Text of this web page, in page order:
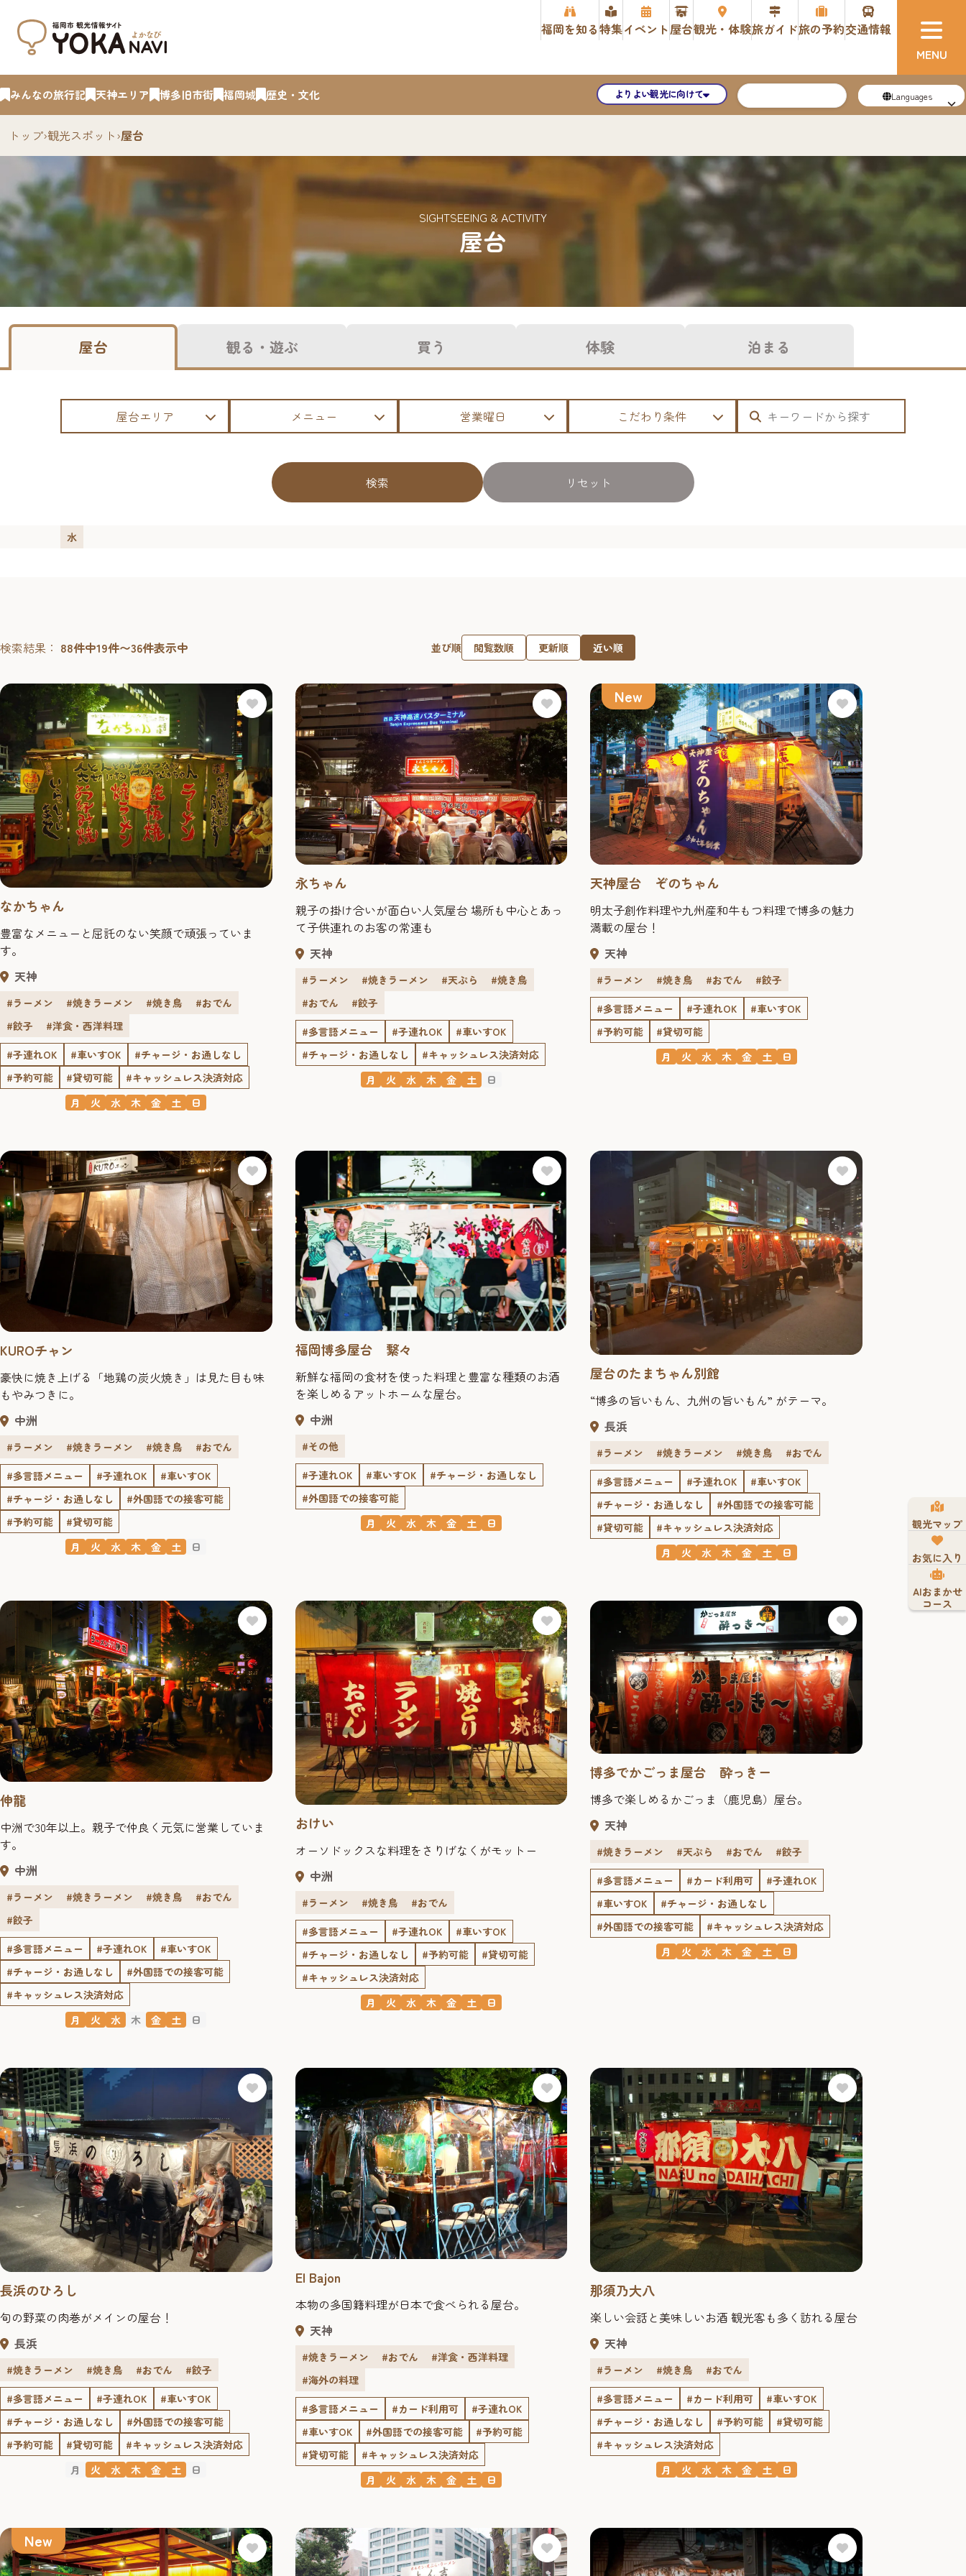
福岡を知る特集イベント屋台観光・体験旅ガイド旅の予約交通情報
みんなの旅行記 天神エリア 博多旧市街 福岡城 歴史・文化 よりよい観光に向けて Languages
トップ›観光スポット›屋台
屋台
SIGHTSEEING & ACTIVITY
屋台 観る・遊ぶ 買う 体験 泊まる
屋台エリア メニュー 営業曜日 こだわり条件
検索 リセット
水
検索結果： 88件中19件〜36件表示中 並び順 閲覧数順 更新順 近い順
なかちゃん
豊富なメニューと屈託のない笑顔で頑張っていま
す。
天神
#ラーメン #焼きラーメン #焼き鳥
#おでん
#餃子
#洋食・西洋料理
#子連れOK
#車いすOK
#チャージ・お通しなし
#予約可能
#貸切可能
#キャッシュレス決済対応
月
火 水 木 金 土 日
永ちゃん
親子の掛け合いが面白い人気屋台 場所も中心とあっ
て子供連れのお客の常連も
天神
#ラーメン #焼きラーメン #天ぷら
#焼き鳥
#おでん
#餃子
#多言語メニュー
#子連れOK
#車いすOK
#チャージ・お通しなし
#キャッシュレス決済対応
月
火 水 木 金 土 日
New
天神屋台 ぞのちゃん
明太子創作料理や九州産和牛もつ料理で博多の魅力
満載の屋台！
天神
#ラーメン #焼き鳥 #おでん
#餃子
#多言語メニュー
#子連れOK
#車いすOK
#予約可能
#貸切可能
月
火 水 木 金 土 日
KUROチャン
豪快に焼き上げる「地鶏の炭火焼き」は見た目も味
もやみつきに。
中洲
#ラーメン #焼きラーメン #焼き鳥
#おでん
#多言語メニュー
#子連れOK
#車いすOK
#チャージ・お通しなし
#外国語での接客可能
#予約可能
#貸切可能
月
火 水 木 金 土 日
福岡博多屋台 繋々
新鮮な福岡の食材を使った料理と豊富な種類のお酒
を楽しめるアットホームな屋台。
中洲
#その他
#子連れOK
#車いすOK
#チャージ・お通しなし
#外国語での接客可能
月
火 水 木 金 土 日
屋台のたまちゃん別館
“博多の旨いもん、九州の旨いもん” がテーマ。
長浜
#ラーメン #焼きラーメン #焼き鳥
#おでん
#多言語メニュー
#子連れOK
#車いすOK
#チャージ・お通しなし
#外国語での接客可能
#貸切可能
#キャッシュレス決済対応
月
火 水 木 金 土 日
伸龍
中洲で30年以上。親子で仲良く元気に営業していま
す。
中洲
#ラーメン #焼きラーメン #焼き鳥
#おでん
#餃子
#多言語メニュー
#子連れOK
#車いすOK
#チャージ・お通しなし
#外国語での接客可能
#キャッシュレス決済対応
月
火 水 木 金 土 日
おけい
オーソドックスな料理をさりげなくがモットー
中洲
#ラーメン #焼き鳥
#おでん
#多言語メニュー
#子連れOK
#車いすOK
#チャージ・お通しなし
#予約可能
#貸切可能
#キャッシュレス決済対応
月
火 水 木 金 土 日
博多でかごっま屋台 酔っきー
博多で楽しめるかごっま（鹿児島）屋台。
天神
#焼きラーメン #天ぷら #おでん
#餃子
#多言語メニュー
#カード利用可
#子連れOK
#車いすOK
#チャージ・お通しなし
#外国語での接客可能
#キャッシュレス決済対応
月
火 水 木 金 土 日
長浜のひろし
旬の野菜の肉巻がメインの屋台！
長浜
#焼きラーメン #焼き鳥 #おでん
#餃子
#多言語メニュー
#子連れOK
#車いすOK
#チャージ・お通しなし
#外国語での接客可能
#予約可能
#貸切可能
#キャッシュレス決済対応
月
火 水 木 金 土 日
El Bajon
本物の多国籍料理が日本で食べられる屋台。
天神
#焼きラーメン #おでん
#洋食・西洋料理
#海外の料理
#多言語メニュー
#カード利用可
#子連れOK
#車いすOK
#外国語での接客可能
#予約可能
#貸切可能
#キャッシュレス決済対応
月
火 水 木 金 土 日
那須乃大八
楽しい会話と美味しいお酒 観光客も多く訪れる屋台
天神
#ラーメン #焼き鳥
#おでん
#多言語メニュー
#カード利用可
#車いすOK
#チャージ・お通しなし
#予約可能
#貸切可能
#キャッシュレス決済対応
月
火 水 木 金 土 日
New
観光マップ
お気に入り
AIおまかせ
コース